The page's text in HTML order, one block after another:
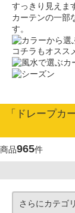
すっきり見えま
カーテンの一部
す。
コチラもオスス
「ドレープ
商品965件
さらにカテゴ